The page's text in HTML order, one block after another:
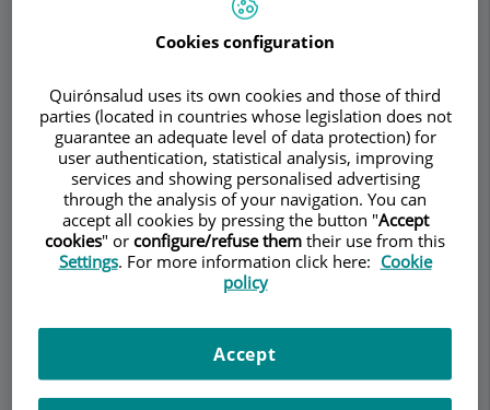
Centro Coromina
OTORRINOLARINGOLOGÍA
Equipo Contacto
Pedir cita
Cookies configuration
Quirónsalud uses its own cookies and those of third
parties (located in countries whose legislation does not
guarantee an adequate level of data protection) for
user authentication, statistical analysis, improving
services and showing personalised advertising
through the analysis of your navigation. You can
accept all cookies by pressing the button "Accept
cookies" or configure/refuse them their use from this
Settings. For more information click here: Cookie
policy
Accept